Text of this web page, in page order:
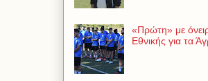
«Πρώτη» με
Εθνικής για τα